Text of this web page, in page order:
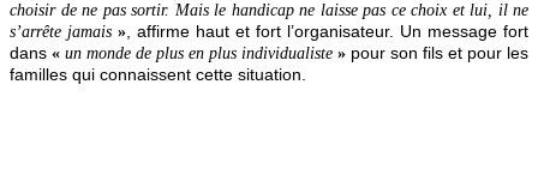
choisir de ne pas sortir. Mais le handicap ne laisse pas ce choix et lui, il ne
s’arrête jamais », affirme haut et fort l’organisateur. Un message fort
dans « un monde de plus en plus individualiste » pour son fils et pour les
familles qui connaissent cette situation.